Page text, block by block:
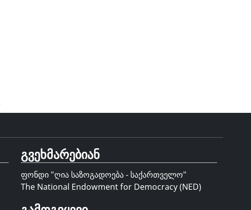
გვეხმარებიან
ფონდი "ღია საზოგადოება - საქართველო"
The National Endowment for Democracy (NED)